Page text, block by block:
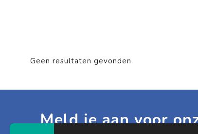
Geen resultaten gevonden.
Meld je aan voor